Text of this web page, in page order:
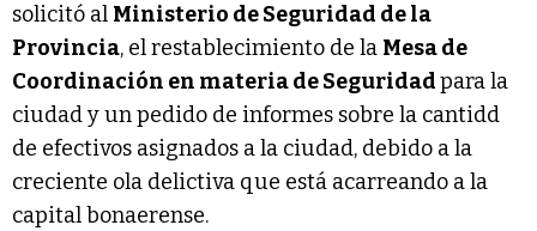
solicitó al Ministerio de Seguridad de la
Provincia, el restablecimiento de la Mesa de
Coordinación en materia de Seguridadpara la
ciudad y un pedido de informes sobre la cantidd
de efectivos asignados a la ciudad, debido a la
creciente ola delictiva que está acarreando a la
capital bonaerense.